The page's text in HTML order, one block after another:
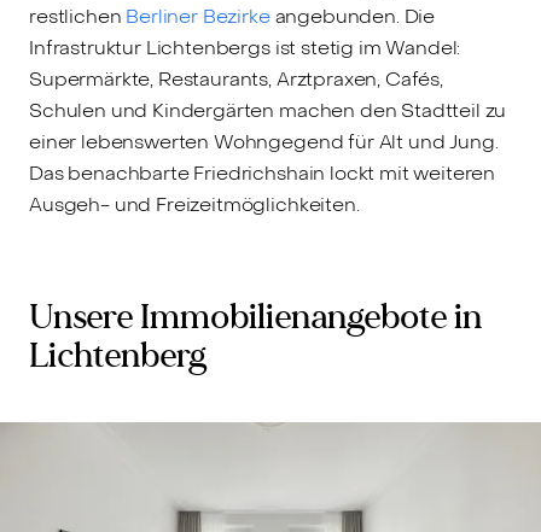
restlichen Berliner Bezirkeangebunden. Die
Infrastruktur Lichtenbergs ist stetig im Wandel:
Supermärkte, Restaurants, Arztpraxen, Cafés,
Schulen und Kindergärten machen den Stadtteil zu
einer lebenswerten Wohngegend für Alt und Jung.
Das benachbarte Friedrichshain lockt mit weiteren
Ausgeh- und Freizeitmöglichkeiten.
Unsere Immobilienangebote in
Lichtenberg